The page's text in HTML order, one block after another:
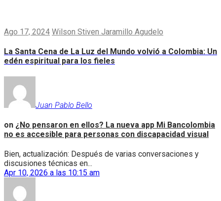
Ago 17, 2024 Wilson Stiven Jaramillo Agudelo
La Santa Cena de La Luz del Mundo volvió a Colombia: Un
edén espiritual para los fieles
Juan Pablo Bello
on ¿No pensaron en ellos? La nueva app Mi Bancolombia
no es accesible para personas con discapacidad visual
Bien, actualización: Después de varias conversaciones y
discusiones técnicas en...
Apr 10, 2026 a las 10:15 am